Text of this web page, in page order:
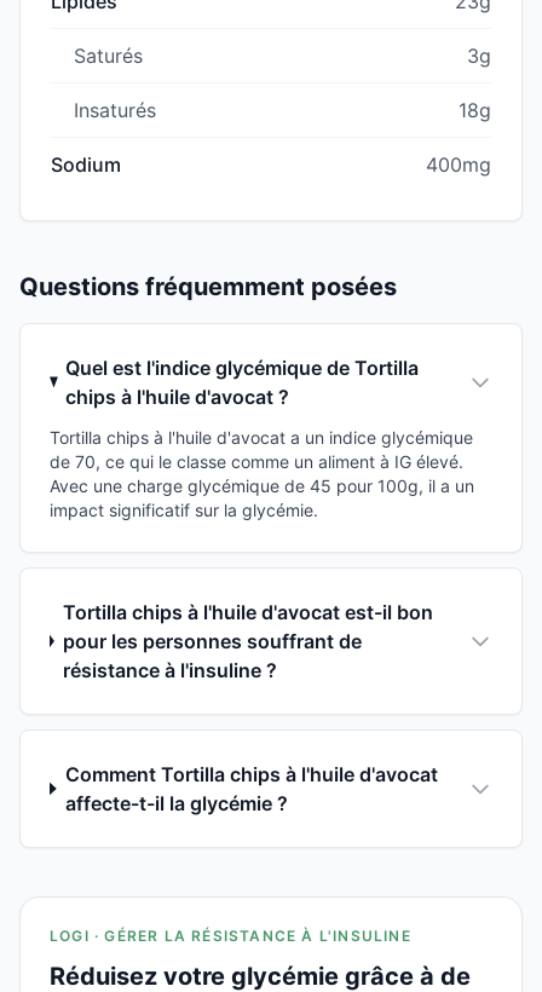
Saturés 3g
Insaturés 18g
Sodium 400mg
Questions fréquemment posées
Quel est l'indice glycémique de Tortilla
chips à l'huile d'avocat ?
Tortilla chips à l'huile d'avocat a un indice glycémique
de 70, ce qui le classe comme un aliment à IG élevé.
Avec une charge glycémique de 45 pour 100g, il a un
impact significatif sur la glycémie.
Tortilla chips à l'huile d'avocat est-il bon
pour les personnes souffrant de
résistance à l'insuline ?
Comment Tortilla chips à l'huile d'avocat
affecte-t-il la glycémie ?
LOGI · GÉRER LA RÉSISTANCE À L'INSULINE
Réduisez votre glycémie grâce à de